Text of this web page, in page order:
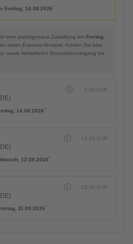
Freitag, 14.08.2026*
eine punktgenaue Zustellung am Freitag,
einen Express-Versand. Achten Sie bitte
sowie fehlerfreien Druckdateneingang bis
6,50 EUR
14.08.2026*
13,50 EUR
12.08.2026*
23,90 EUR
11.08.2026*